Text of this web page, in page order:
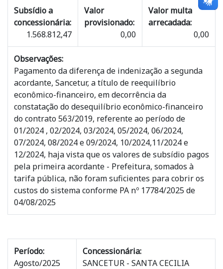
Subsídio a
concessionária:
1.568.812,47
Valor
provisionado:
0,00
Valor multa
arrecadada:
0,00
Observações:
Pagamento da diferença de indenização a segunda
acordante, Sancetur, a título de reequilíbrio
econômico-financeiro, em decorrência da
constatação do desequilíbrio econômico-financeiro
do contrato 563/2019, referente ao período de
01/2024 , 02/2024, 03/2024, 05/2024, 06/2024,
07/2024, 08/2024 e 09/2024, 10/2024,11/2024 e
12/2024, haja vista que os valores de subsídio pagos
pela primeira acordante - Prefeitura, somados à
tarifa pública, não foram suficientes para cobrir os
custos do sistema conforme PA nº 17784/2025 de
04/08/2025
Período:
Agosto/2025
Concessionária:
SANCETUR - SANTA CECILIA